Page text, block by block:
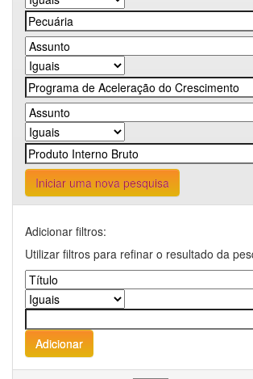
Iniciar uma nova pesquisa
Adicionar filtros:
Utilizar filtros para refinar o resultado da